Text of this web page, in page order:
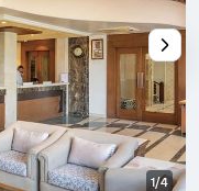
1/4